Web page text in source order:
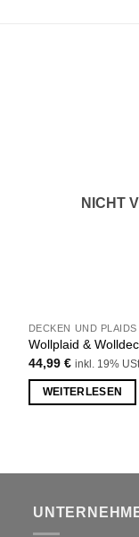
NICHT
DECKEN UND
Wollplaid &
44,99 € inkl. 19% USt.
WEITERLESEN